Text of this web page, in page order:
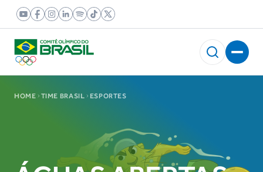
HOME TIME BRASIL ESPORTES